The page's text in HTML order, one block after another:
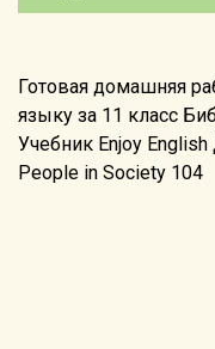
Готовая домашняя
языку за 11 класс
Учебник Enjoy
People in Society 104